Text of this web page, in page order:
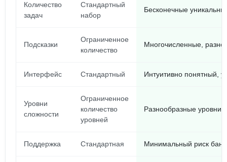
Количество
задач
Стандартный
набор
Бесконечные
Подсказки
Ограниченное
количество
Многочисленные,
Интерфейс Стандартный Интуитивно понятный,
Уровни
сложности
Ограниченное
количество
уровней
Разнообразные уровни
Поддержка Стандартная Минимальный риск бана